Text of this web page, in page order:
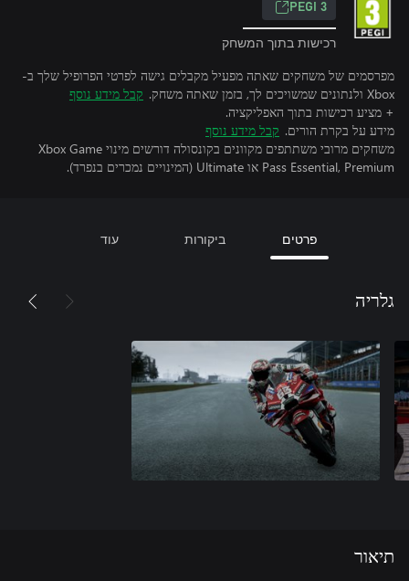
PEGI 3
רכישות בתוך המשחק
מפרסמים של משחקים שאתה מפעיל מקבלים גישה לפרטי הפרופיל שלך ב-
Xbox ולנתונים שמשויכים לך, בזמן שאתה משחק.
קבל מידע נוסף
+ מציע רכישות בתוך האפליקציה.
מידע על בקרת הורים. קבל מידע נוסף
משחקים מרובי משתתפים מקוונים בקונסולה דורשים מינוי Xbox Game
Pass Essential, Premium או Ultimate (המינויים נמכרים בנפרד).
פרטים ביקורות עוד
גלריה
תיאור